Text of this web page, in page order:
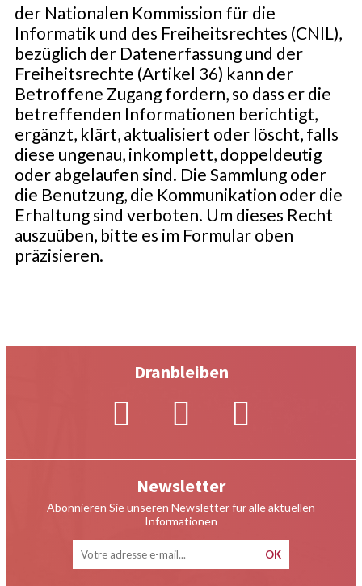
der Nationalen Kommission für die
Informatik und des Freiheitsrechtes (CNIL),
bezüglich der Datenerfassung und der
Freiheitsrechte (Artikel 36) kann der
Betroffene Zugang fordern, so dass er die
betreffenden Informationen berichtigt,
ergänzt, klärt, aktualisiert oder löscht, falls
diese ungenau, inkomplett, doppeldeutig
oder abgelaufen sind. Die Sammlung oder
die Benutzung, die Kommunikation oder die
Erhaltung sind verboten. Um dieses Recht
auszuüben, bitte es im Formular oben
präzisieren.
Newsletter
Abonnieren Sie unseren Newsletter für alle aktuellen
Informationen
Dranbleiben